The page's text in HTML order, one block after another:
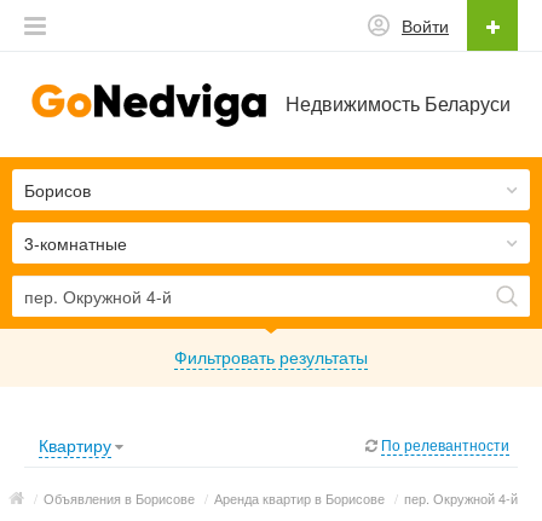
Недвижимость Беларуси
Войти
3-комнатные
Борисов
Фильтровать результаты
Квартиру По релевантности
/ Объявления в Борисове / Аренда квартир в Борисове / пер. Окружной 4-й